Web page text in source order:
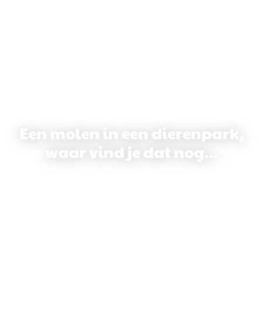
Een molen in een dierenpark,
waar vind je dat nog...